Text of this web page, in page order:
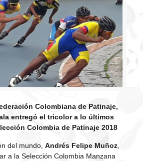
Colombiana de Patinaje,
entregó el tricolor a lo últimos
Colombia de Patinaje 2018
del mundo, Andrés Felipe Muñoz,
a la Selección Colombia Manzana